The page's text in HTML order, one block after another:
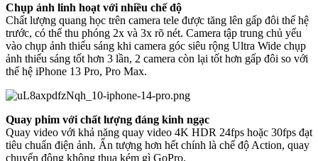
Chụp ảnh linh hoạt với nhiều chế độ
Chất lượng quang học trên camera tele được tăng lên gấp đôi thế hệ
trước, có thể thu phóng 2x và 3x rõ nét. Camera tập trung chủ yếu
vào chụp ảnh thiếu sáng khi camera góc siêu rộng Ultra Wide chụp
ảnh thiếu sáng tốt hơn 3 lần, 2 camera còn lại tốt hơn gấp đôi so với
thế hệ iPhone 13 Pro, Pro Max.
Quay phim với chất lượng đáng kinh ngạc
Quay video với khả năng quay video 4K HDR 24fps hoặc 30fps đạt
tiêu chuẩn điện ảnh. Ấn tượng hơn hết chính là chế độ Action, quay
chuyển động không thua kém gì GoPro.